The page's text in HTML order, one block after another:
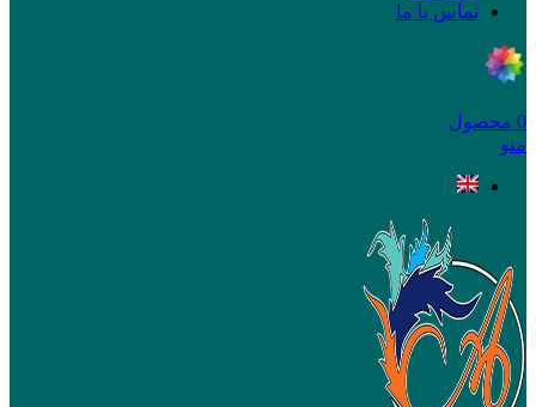
تماس با ما
0 محصول
منو